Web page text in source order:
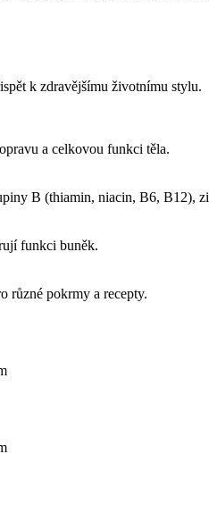
k zdravějšímu životnímu stylu.
a celkovou funkci těla.
B (thiamin, niacin, B6, B12),
funkci buněk.
různé pokrmy a recepty.